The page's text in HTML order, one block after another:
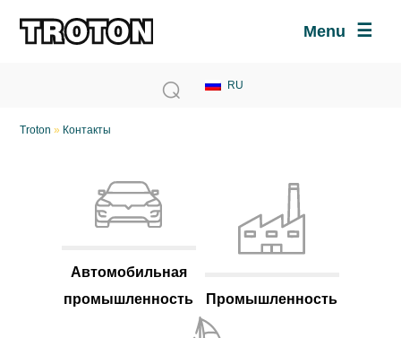
Menu
Troton » Контакты
Автомобильная
промышленность
Промышленность